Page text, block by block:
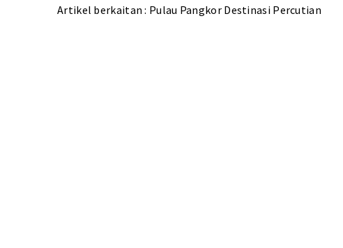
Artikel berkaitan : Pulau Pangkor Destinasi Percutian